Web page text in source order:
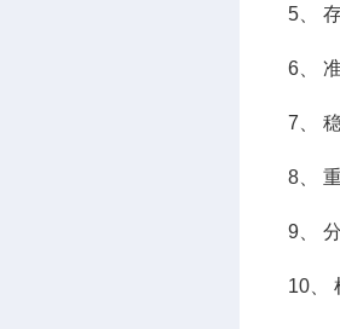
5、
6、
7、
8、
9、
10、